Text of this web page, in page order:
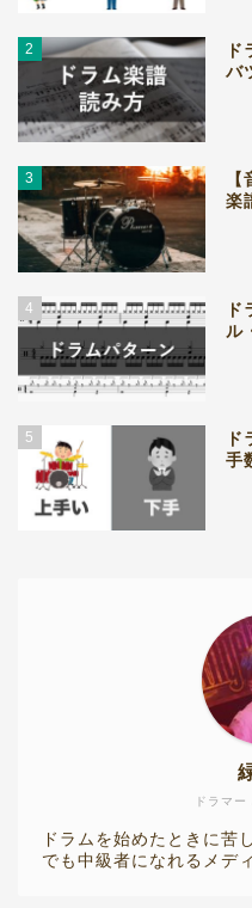
2
バ
3
楽
4
ル
5
手
ドラマ
ドラムを始めたときに苦
でも中級者になれるメデ